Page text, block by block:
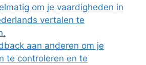
om je vaardigheden in
vertalen te
aan anderen om je
te controleren en te